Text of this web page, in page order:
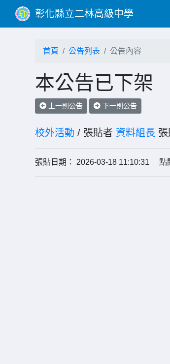
彰化縣立二林高級中學
首頁 公告列表 公告內容
本公告已下架
上一則公告 下一則公告
校外活動 / 張貼者 資料組長
張貼日期： 2026-03-18 11:10:31 點